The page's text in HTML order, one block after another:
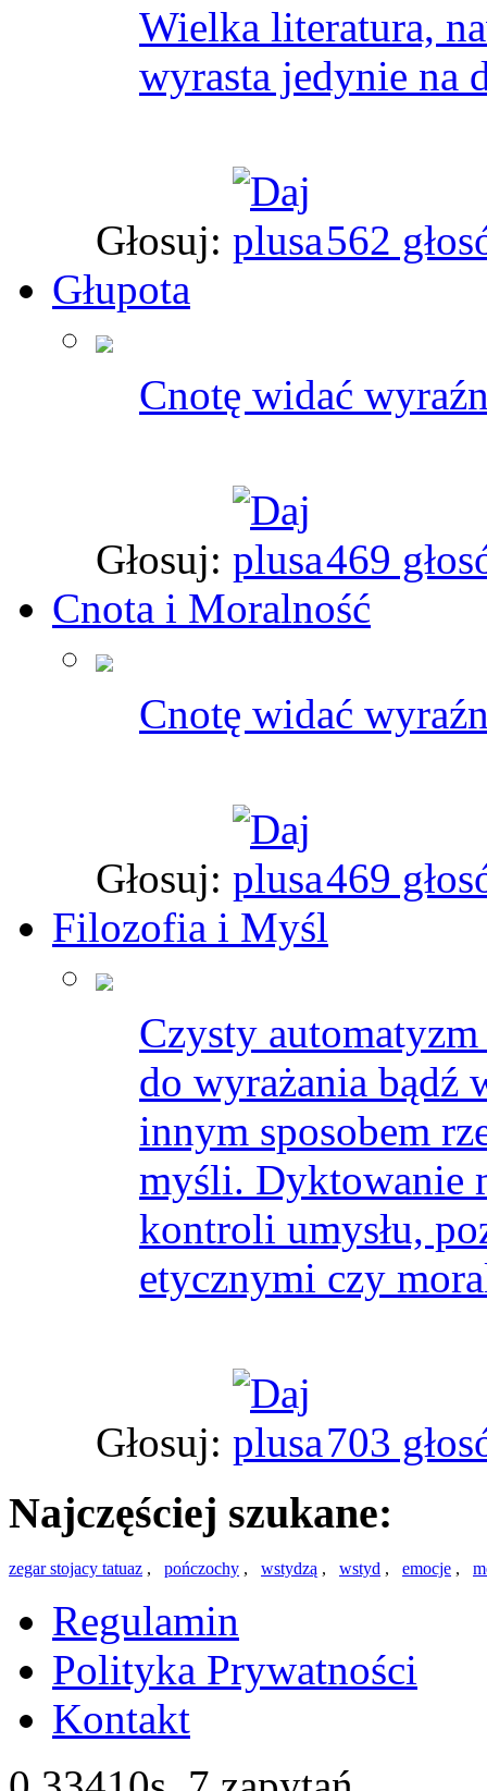
Wielka literatura,
wyrasta jedynie na
Głosuj:
562
Głupota
Cnotę widać
Głosuj:
469
Cnota i Moralność
Cnotę widać
Głosuj:
469
Filozofia i Myśl
Czysty
do wyrażania bądź
innym sposobem
myśli. Dyktowanie
kontroli umysłu,
etycznymi czy
Głosuj: 703
Najczęściej szukane:
zegar stojacy tatuaz , pończochy , wstydzą , wstyd , emocje ,
Regulamin
Polityka Prywatności
Kontakt